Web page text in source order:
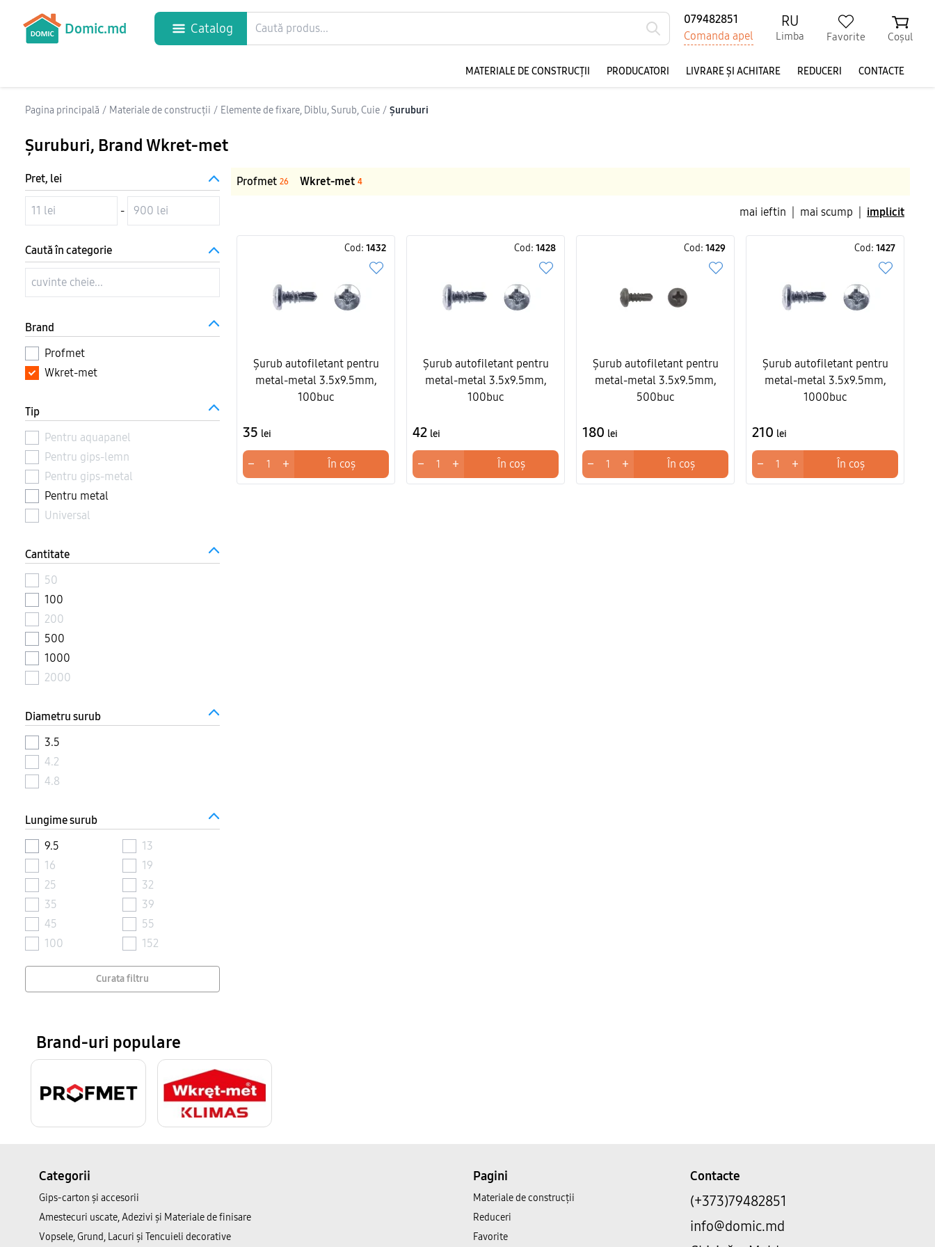
Domic.md Catalog
079482851
Comanda apel
RU
Limba Favorite Coșul
MATERIALE DE CONSTRUCȚII PRODUCATORI LIVRARE ȘI ACHITARE REDUCERI CONTACTE
Pagina principală / Materiale de construcții / Elemente de fixare, Diblu, Surub, Cuie / Șuruburi
Șuruburi, Brand Wkret-met
Profmet 26 Wkret-met 4
mai ieftin mai scump implicit
Cod: 1432
Șurub autofiletant pentru
metal-metal 3.5x9.5mm,
100buc
35 lei
− + În coș
Cod: 1428
Șurub autofiletant pentru
metal-metal 3.5x9.5mm,
100buc
42 lei
− + În coș
Cod: 1429
Șurub autofiletant pentru
metal-metal 3.5x9.5mm,
500buc
180 lei
− + În coș
Cod: 1427
Șurub autofiletant pentru
metal-metal 3.5x9.5mm,
1000buc
210 lei
− + În coș
Pret, lei
-
Caută în categorie
Brand
Profmet
Wkret-met
Tip
Pentru aquapanel
Pentru gips-lemn
Pentru gips-metal
Pentru metal
Universal
Cantitate
50
100
200
500
1000
2000
Diametru surub
3.5
4.2
4.8
Lungime surub
9.5
13
16
19
25
32
35
39
45
55
100
152
Curata filtru
Brand-uri populare
Categorii
Gips-carton și accesorii
Amestecuri uscate, Adezivi şi Materiale de finisare
Vopsele, Grund, Lacuri și Tencuieli decorative
Pagini
Materiale de construcții
Reduceri
Favorite
Contacte
(+373)79482851
info@domic.md